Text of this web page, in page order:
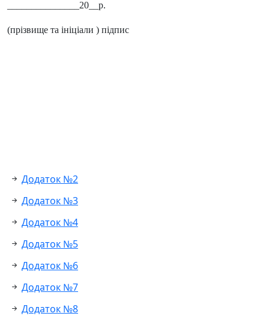
_______________20__р.
(прізвище та ініціали ) підпис
Додаток №2
Додаток №3
Додаток №4
Додаток №5
Додаток №6
Додаток №7
Додаток №8